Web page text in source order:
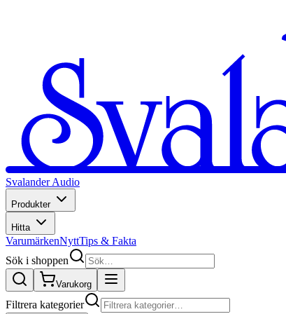
Svalander Audio
Produkter
Hitta
VarumärkenNyttTips & Fakta
Sök i shoppen
Varukorg
Filtrera kategorier